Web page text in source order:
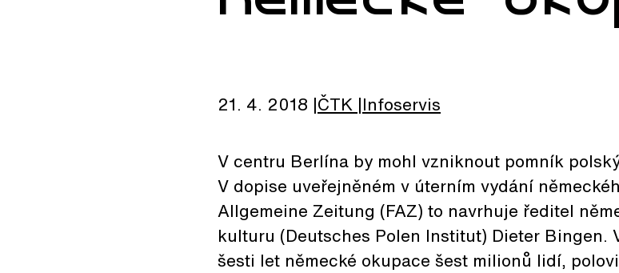
21. 4. 2018 ČTK Infoservis
V centru Berlína by mohl vzniknout pomník
V dopise uveřejněném v úterním vydání
Allgemeine Zeitung (FAZ) to navrhuje ředitel
kulturu (Deutsches Polen Institut) Dieter Bingen.
šesti let německé okupace šest milionů lidí,